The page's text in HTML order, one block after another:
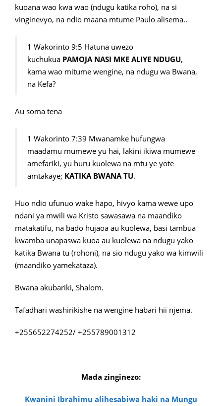
kuoana wao kwa wao (ndugu katika roho), na si
vinginevyo, na ndio maana mtume Paulo alisema..
1 Wakorinto 9:5 Hatuna uwezo
kuchukua PAMOJA NASI MKE ALIYE NDUGU,
kama wao mitume wengine, na ndugu wa Bwana,
na Kefa?
Au soma tena
1 Wakorinto 7:39 Mwanamke hufungwa
maadamu mumewe yu hai, lakini ikiwa mumewe
amefariki, yu huru kuolewa na mtu ye yote
amtakaye; KATIKA BWANA TU.
Huo ndio ufunuo wake hapo, hivyo kama wewe upo
ndani ya mwili wa Kristo sawasawa na maandiko
matakatifu, na bado hujaoa au kuolewa, basi tambua
kwamba unapaswa kuoa au kuolewa na ndugu yako
katika Bwana tu (rohoni), na sio ndugu yako wa kimwili
(maandiko yamekataza).
Bwana akubariki, Shalom.
Tafadhari washirikishe na wengine habari hii njema.
+255652274252/ +255789001312
Mada zinginezo:
Kwanini Ibrahimu alihesabiwa haki na Mungu